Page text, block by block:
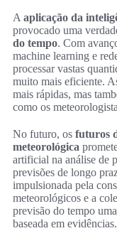
A aplicação da
provocado uma
do tempo. Com
machine learning e
processar vastas
muito mais eficiente.
mais rápidas, mas
como os
No futuro, os futuros
meteorológica
artificial na análise de
previsões de longo
impulsionada pela
meteorológicos e a
previsão do tempo
baseada em evidências.